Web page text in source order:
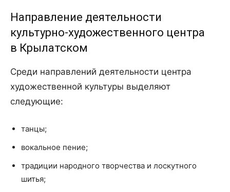
Направление деятельности
культурно-художественного центра
в Крылатском
Среди направлений деятельности центра
художественной культуры выделяют
следующие:
танцы;
вокальное пение;
традиции народного творчества и лоскутного
шитья;